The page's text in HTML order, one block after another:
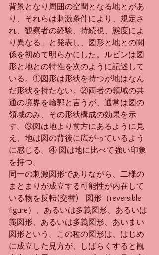
背景となり周囲の空間となる地とがあ
り、それらは刺激条件により、規定さ
れ、観察者の経験、持続視、態度によ
り異なる」と発表し、図形と地との関
係を初めて明らかにした。ルビンは図
形と地との特性を次のように記述して
いる。①図形は形状を持つが地はなん
だ形状を持たない。②両者の領域の共
通の境界を輪郭と言うが、通常は図の
領域のみ、その形状構成の効果を示
す。③図は地より前方にあるように見
え、地は図の背後に広がっているよう
に感じる。④ 図は地に比べて強い印象
を持つ。
同一の刺激図形でありながら、二様の
まとまりが成立する可能性が内在して
いる物を反転(交替)　図形（reversible
figure）、あるいは多義図形、あるいは
義図形、あるいは多義図形、あいまい
図形という。この種の図形は、はじめ
に成立した見方が、しばらくすると観